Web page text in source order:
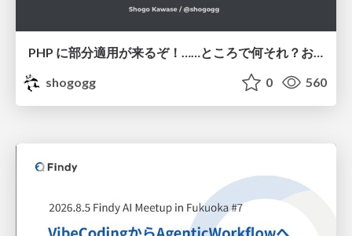
PHP に部分適用が来るぞ！……ところで何それ？おいしいの？ #phpcon / phpcon-2026
shogogg
0 560